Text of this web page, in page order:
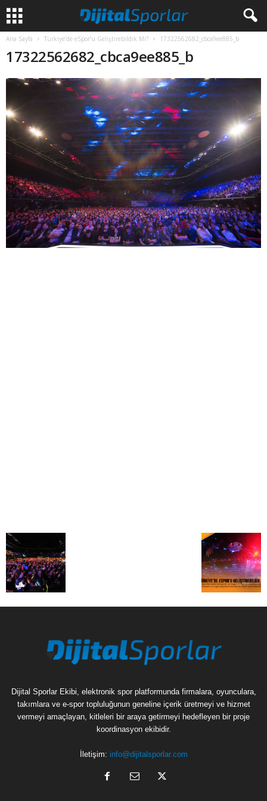
Ana Sayfa Türkiye’de eSpor’u Geliştirebildik Mi? 17322562682_cbca9ee885_b
17322562682_cbca9ee885_b
Dijital Sporlar Ekibi, elektronik spor platformunda firmalara, oyunculara,
takımlara ve e-spor topluluğunun geneline içerik üretmeyi ve hizmet
vermeyi amaçlayan, kitleleri bir araya getirmeyi hedefleyen bir proje
koordinasyon ekibidir.
İletişim: info@dijitalsporlar.com